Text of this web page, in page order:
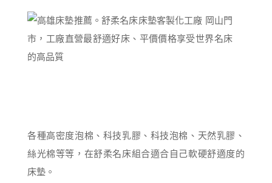
各種高密度泡棉、科技乳膠、科技泡棉、天然乳膠、
絲光棉等等，在舒柔名床組合適合自己軟硬舒適度的
床墊。